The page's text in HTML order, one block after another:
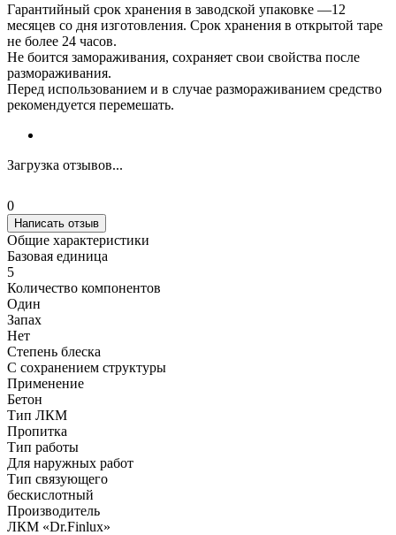
Гарантийный срок хранения в заводской упаковке —12
месяцев со дня изготовления. Срок хранения в открытой таре
не более 24 часов.
Не боится замораживания, сохраняет свои свойства после
размораживания.
Перед использованием и в случае размораживанием средство
рекомендуется перемешать.
Загрузка отзывов...
0
Написать отзыв
Общие характеристики
Базовая единица
5
Количество компонентов
Один
Запах
Нет
Степень блеска
С сохранением структуры
Применение
Бетон
Тип ЛКМ
Пропитка
Тип работы
Для наружных работ
Тип связующего
бескислотный
Производитель
ЛКМ «Dr.Finlux»